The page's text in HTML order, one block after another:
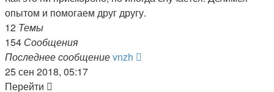
опытом и помогаем друг другу.
12 Темы
154 Сообщения
Последнее сообщениеvnzh
25 сен 2018, 05:17
Перейти